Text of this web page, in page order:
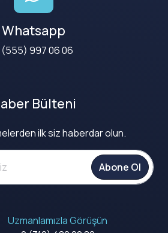
Whatsapp
(555) 997 06 06
Bülteni
ilk siz haberdar olun.
Abone Ol
Uzmanlamızla Görüşün